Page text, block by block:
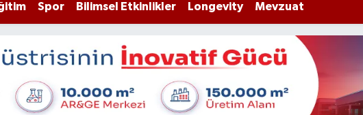
Spor Bilimsel Etkinlikler Longevity Mevzuat